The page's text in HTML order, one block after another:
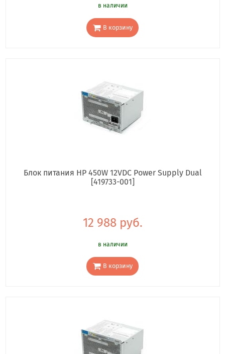
в наличии
В корзину
Блок питания HP 450W 12VDC Power Supply Dual
[419733-001]
12 988 руб.
в наличии
В корзину